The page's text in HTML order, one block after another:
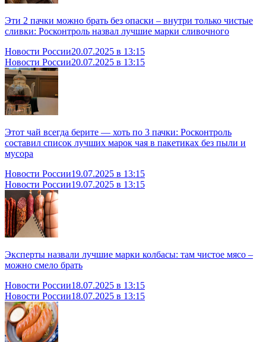
Эти 2 пачки можно брать без опаски – внутри только чистые
сливки: Росконтроль назвал лучшие марки сливочного
Новости России20.07.2025 в 13:15
Новости России20.07.2025 в 13:15
Этот чай всегда берите — хоть по 3 пачки: Росконтроль
составил список лучших марок чая в пакетиках без пыли и
мусора
Новости России19.07.2025 в 13:15
Новости России19.07.2025 в 13:15
Эксперты назвали лучшие марки колбасы: там чистое мясо –
можно смело брать
Новости России18.07.2025 в 13:15
Новости России18.07.2025 в 13:15